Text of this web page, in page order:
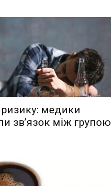
ризику: медики
зв’язок між групою